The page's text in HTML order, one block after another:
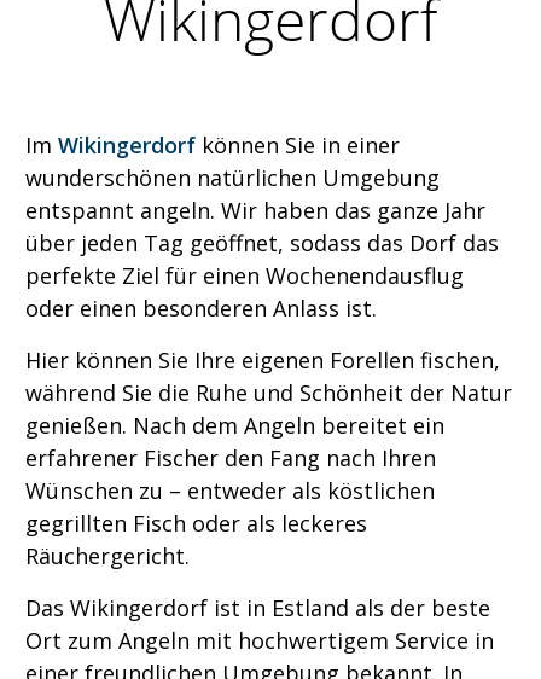
Wikingerdorf
Im Wikingerdorf können Sie in einer
wunderschönen natürlichen Umgebung
entspannt angeln. Wir haben das ganze Jahr
über jeden Tag geöffnet, sodass das Dorf das
perfekte Ziel für einen Wochenendausflug
oder einen besonderen Anlass ist.
Hier können Sie Ihre eigenen Forellen fischen,
während Sie die Ruhe und Schönheit der Natur
genießen. Nach dem Angeln bereitet ein
erfahrener Fischer den Fang nach Ihren
Wünschen zu – entweder als köstlichen
gegrillten Fisch oder als leckeres
Räuchergericht.
Das Wikingerdorf ist in Estland als der beste
Ort zum Angeln mit hochwertigem Service in
einer freundlichen Umgebung bekannt. In